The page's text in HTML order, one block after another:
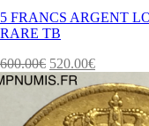
5 FRANCS ARGENT
RARE TB
600.00€ 520.00€